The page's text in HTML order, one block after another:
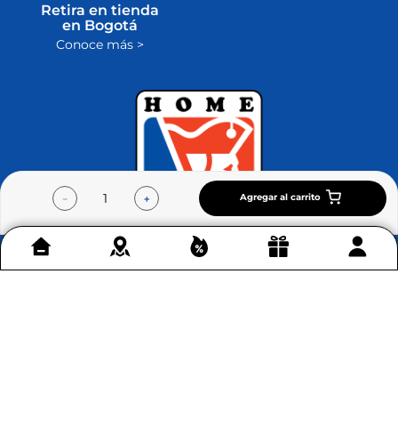
＋
－ Agregar al carrito
Retira en tienda
en Bogotá
Conoce más >